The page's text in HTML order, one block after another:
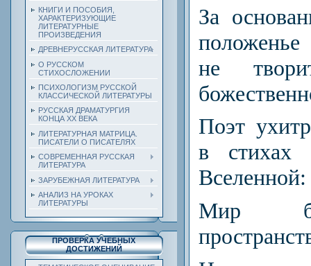
КНИГИ И ПОСОБИЯ,
ХАРАКТЕРИЗУЮЩИЕ
ЛИТЕРАТУРНЫЕ
ПРОИЗВЕДЕНИЯ
ДРЕВНЕРУССКАЯ ЛИТЕРАТУРА
О РУССКОМ
СТИХОСЛОЖЕНИИ
ПСИХОЛОГИЗМ РУССКОЙ
КЛАССИЧЕСКОЙ ЛИТЕРАТУРЫ
РУССКАЯ ДРАМАТУРГИЯ
КОНЦА ХХ ВЕКА
ЛИТЕРАТУРНАЯ МАТРИЦА.
ПИСАТЕЛИ О ПИСАТЕЛЯХ
СОВРЕМЕННАЯ РУССКАЯ
ЛИТЕРАТУРА
ЗАРУБЕЖНАЯ ЛИТЕРАТУРА
АНАЛИЗ НА УРОКАХ
ЛИТЕРАТУРЫ
ПРОВЕРКА УЧЕБНЫХ
ДОСТИЖЕНИЙ
За
не
Поэт
в стихах
Вселенной:
Мир